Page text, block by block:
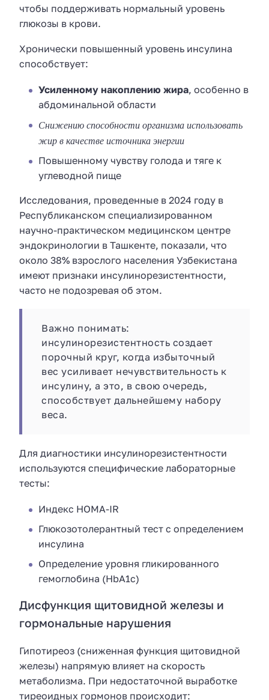
чтобы поддерживать нормальный уровень
глюкозы в крови.
Хронически повышенный уровень инсулина
способствует:
Усиленному накоплению жира, особенно в
абдоминальной области
Снижению способности организма использовать
жир в качестве источника энергии
Повышенному чувству голода и тяге к
углеводной пище
Исследования, проведенные в 2024 году в
Республиканском специализированном
научно-практическом медицинском центре
эндокринологии в Ташкенте, показали, что
около 38% взрослого населения Узбекистана
имеют признаки инсулинорезистентности,
часто не подозревая об этом.
Важно понимать:
инсулинорезистентность создает
порочный круг, когда избыточный
вес усиливает нечувствительность к
инсулину, а это, в свою очередь,
способствует дальнейшему набору
веса.
Для диагностики инсулинорезистентности
используются специфические лабораторные
тесты:
Индекс НОМА-IR
Глюкозотолерантный тест с определением
инсулина
Определение уровня гликированного
гемоглобина (HbA1c)
Дисфункция щитовидной железы и
гормональные нарушения
Гипотиреоз (сниженная функция щитовидной
железы) напрямую влияет на скорость
метаболизма. При недостаточной выработке
тиреоидных гормонов происходит: